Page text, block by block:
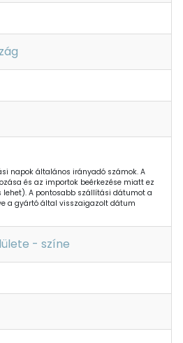
napok általános irányadó számok. A
és az importok beérkezése miatt ez
A pontosabb szállítási dátumot a
a gyártó által visszaigazolt dátum
- színe